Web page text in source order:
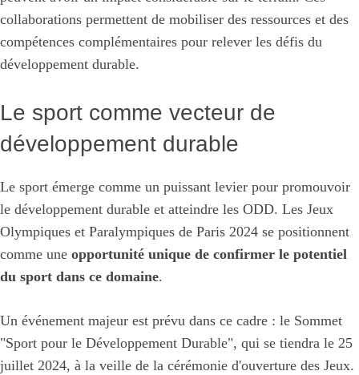
collaborations permettent de mobiliser des ressources et des
compétences complémentaires pour relever les défis du
développement durable.
Le sport comme vecteur de
développement durable
Le sport émerge comme un puissant levier pour promouvoir
le développement durable et atteindre les ODD. Les Jeux
Olympiques et Paralympiques de Paris 2024 se positionnent
comme une opportunité unique de confirmer le potentiel
du sport dans ce domaine.
Un événement majeur est prévu dans ce cadre : le Sommet
"Sport pour le Développement Durable", qui se tiendra le 25
juillet 2024, à la veille de la cérémonie d'ouverture des Jeux.